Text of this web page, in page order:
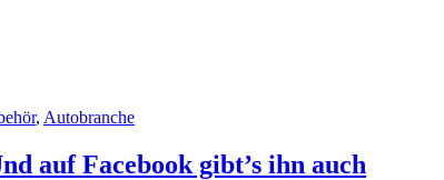
, Autobranche
auf Facebook gibt’s ihn auch